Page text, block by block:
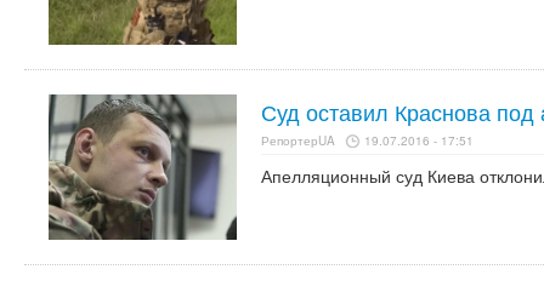
Суд оставил Краснова под
РепортерUA 19.07.2016 - 17:51
Апелляционный суд Киева